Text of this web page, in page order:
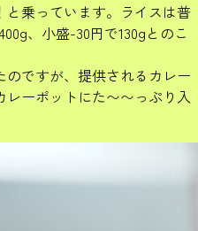
乗っています。ライスは普
、小盛-30円で130gとのこ
ですが、提供されるカレー
レーポットにた〜〜っぷり入